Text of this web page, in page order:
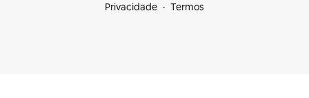
Privacidade
Termos